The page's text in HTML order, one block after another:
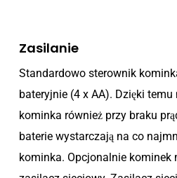
Zasilanie
Standardowo sterownik
bateryjnie (4 x AA). Dzięki
kominka również przy braku
baterie wystarczają na co
kominka. Opcjonalnie kominek